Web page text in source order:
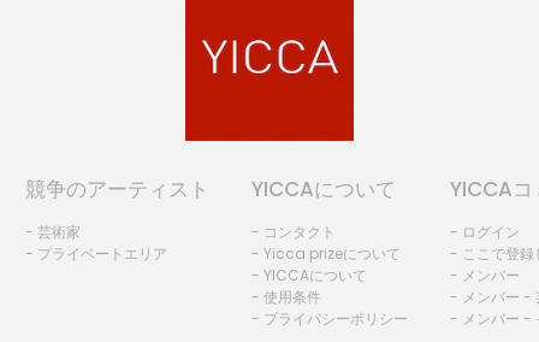
競争のアーティスト
- 芸術家
- プライベートエリア
YICCAについて
- コンタクト
- Yicca prizeについて
- YICCAについて
- 使用条件
- プライバシーポリシー
YICCA
- ログイン
- ここで登録
- メンバー
- メンバー -
- メンバー -